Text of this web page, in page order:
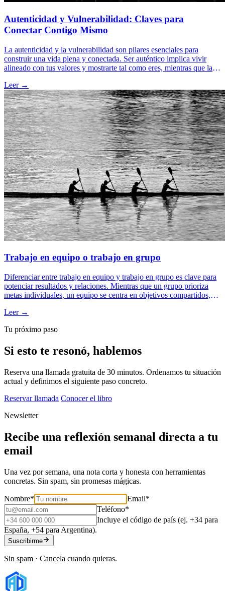
Autenticidad y Vulnerabilidad: Claves para
Conectar Contigo Mismo
La autenticidad y la vulnerabilidad son pilares esenciales para
construir una vida plena y conectada. Ser auténtico implica vivir
alineado con tus valores y mostrarte tal como eres, mientras que la
compartir tus emociones. Ambas cualidades no son signos de
debilidad, sino de coraje y humanidad.
Leer →
Trabajo en equipo o trabajo en grupo
Diferenciar entre trabajo en equipo y trabajo en grupo es clave para
potenciar resultados y relaciones. Mientras que un grupo prioriza
metas individuales, un equipo se centra en objetivos compartidos,
equipo y transformar el impacto colectivo.
Leer →
Tu próximo paso
Si esto te resonó, hablemos
Reserva una llamada gratuita de 30 minutos. Ordenamos tu situación
actual y definimos el siguiente paso concreto.
Reservar llamada Conocer el libro
Newsletter
Recibe una reflexión semanal directa a tu
email
Una vez por semana, una nota corta y honesta con herramientas
concretas. Sin spam, sin promesas mágicas.
Nombre* Email*
Teléfono*
Incluye el código de país (ej. +34 para
España, +54 para Argentina).
Suscribirme
Sin spam · Cancela cuando quieras.